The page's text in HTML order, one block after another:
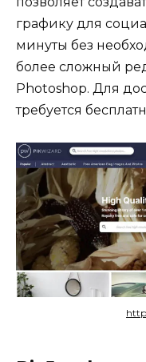
графику для
минуты без
более сложный
Photoshop. Для
требуется